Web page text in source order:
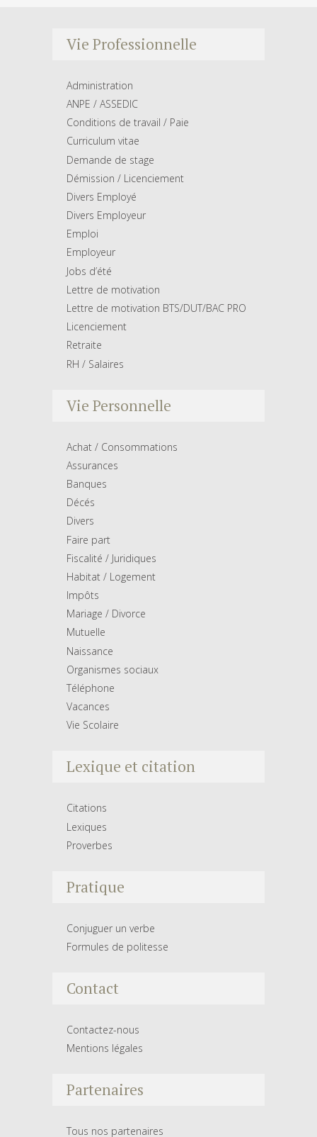
Vie Professionnelle
Administration
ANPE / ASSEDIC
Conditions de travail / Paie
Curriculum vitae
Demande de stage
Démission / Licenciement
Divers Employé
Divers Employeur
Emploi
Employeur
Jobs d’été
Lettre de motivation
Lettre de motivation BTS/DUT/BAC PRO
Licenciement
Retraite
RH / Salaires
Vie Personnelle
Achat / Consommations
Assurances
Banques
Décés
Divers
Faire part
Fiscalité / Juridiques
Habitat / Logement
Impôts
Mariage / Divorce
Mutuelle
Naissance
Organismes sociaux
Téléphone
Vacances
Vie Scolaire
Lexique et citation
Citations
Lexiques
Proverbes
Pratique
Conjuguer un verbe
Formules de politesse
Contact
Contactez-nous
Mentions légales
Partenaires
Tous nos partenaires